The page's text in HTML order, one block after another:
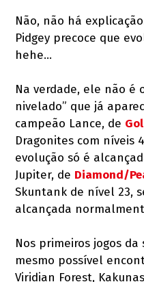
Não, não há
Pidgey precoce que
hehe…
Na verdade, ele não é
nivelado” que já
campeão Lance, de
Dragonites com níveis
evolução só é
Jupiter, de Diamond/
Skuntank de nível 23,
alcançada
Nos primeiros jogos da
mesmo possível
Viridian Forest,